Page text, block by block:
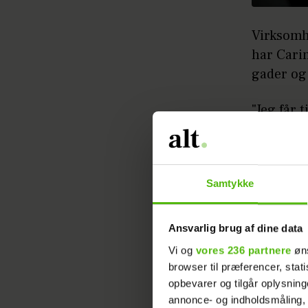
Samtykke
Ansvarlig brug af dine data
Vi og vores 236 partnere
browser til præferencer,
opbevarer og tilgår
annonce- og
har
gader
"Jeg får
for hun
fandt
"Jeg så
troede,